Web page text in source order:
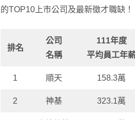
的TOP10上市公司及最新徵才職缺！
排名
公司
名稱
111年度
平均員工年
1 順天 158.3萬
2 神基 323.1萬